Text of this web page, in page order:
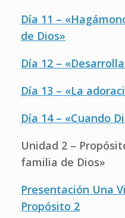
Día 11 –
de Dios»
Día 12 –
Día 13 – «La
Día 14 – «Cuando
Unidad 2 –
familia de Dios»
Presentación Una
Propósito 2